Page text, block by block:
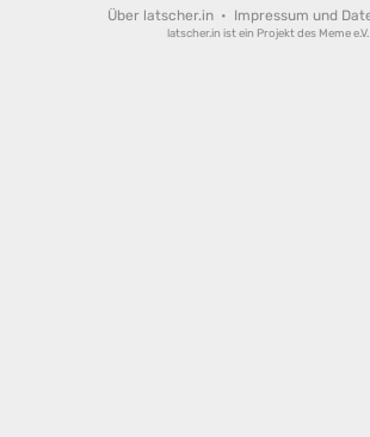
Über latscher.in • Impressum und
latscher.in ist ein Projekt des Meme e.V.